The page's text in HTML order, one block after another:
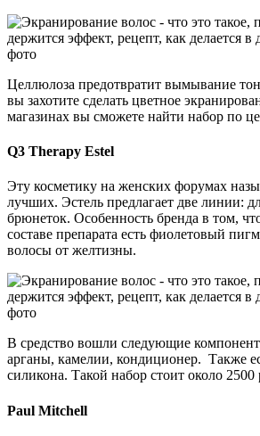
Целлюлоза предотвратит вымывание
вы захотите сделать цветное
магазинах вы сможете найти набор по
Q3 Therapy Estel
Эту косметику на женских форумах
лучших. Эстель предлагает две линии:
брюнеток. Особенность бренда в том,
составе препарата есть фиолетовый
волосы от желтизны.
В средство вошли следующие
арганы, камелии, кондиционер. Также
силикона. Такой набор стоит около 2500
Paul Mitchell